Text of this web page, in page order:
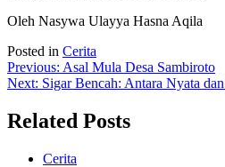
Oleh Nasywa Ulayya Hasna Aqila
Posted in Cerita
Post
navigation
Previous: Asal Mula Desa Sambiroto
Next: Sigar Bencah: Antara Nyata
Related Posts
Cerita